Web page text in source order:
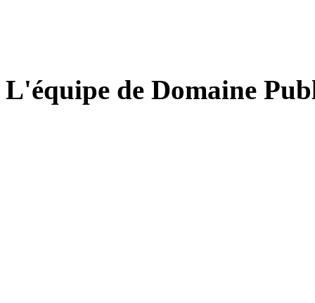
L'équipe de Domaine